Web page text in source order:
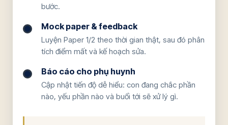
bước.
Mock paper & feedback
Luyện Paper 1/2 theo thời gian thật, sau đó phân
tích điểm mất và kế hoạch sửa.
Báo cáo cho phụ huynh
Cập nhật tiến độ dễ hiểu: con đang chắc phần
nào, yếu phần nào và buổi tới sẽ xử lý gì.